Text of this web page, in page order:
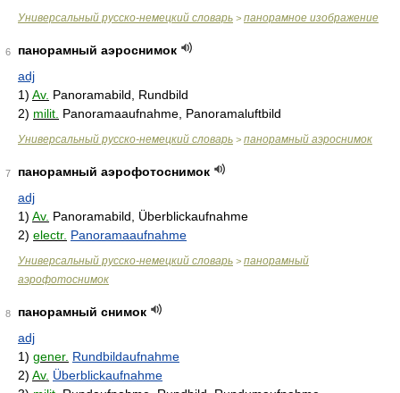
Универсальный русско-немецкий словарь > панорамное изображение
6
панорамный аэроснимок
adj
1) Av. Panoramabild, Rundbild
2) milit. Panoramaaufnahme, Panoramaluftbild
Универсальный русско-немецкий словарь > панорамный аэроснимок
7
панорамный аэрофотоснимок
adj
1) Av. Panoramabild, Überblickaufnahme
2) electr. Panoramaaufnahme
Универсальный русско-немецкий словарь > панорамный
аэрофотоснимок
8
панорамный снимок
adj
1) gener. Rundbildaufnahme
2) Av. Überblickaufnahme